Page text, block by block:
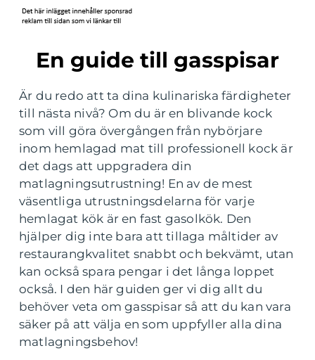
En guide till gasspisar
Är du redo att ta dina kulinariska färdigheter
till nästa nivå? Om du är en blivande kock
som vill göra övergången från nybörjare
inom hemlagad mat till professionell kock är
det dags att uppgradera din
matlagningsutrustning! En av de mest
väsentliga utrustningsdelarna för varje
hemlagat kök är en fast gasolkök. Den
hjälper dig inte bara att tillaga måltider av
restaurangkvalitet snabbt och bekvämt, utan
kan också spara pengar i det långa loppet
också. I den här guiden ger vi dig allt du
behöver veta om gasspisar så att du kan vara
säker på att välja en som uppfyller alla dina
matlagningsbehov!